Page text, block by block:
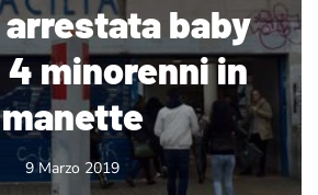
baby
4 minorenni in
manette
9 Marzo 2019